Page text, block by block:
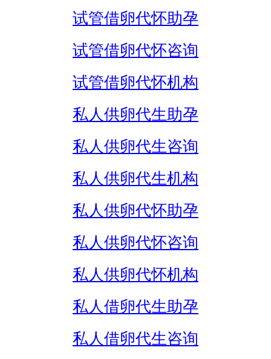
试管借卵代怀助孕
试管借卵代怀咨询
试管借卵代怀机构
私人供卵代生助孕
私人供卵代生咨询
私人供卵代生机构
私人供卵代怀助孕
私人供卵代怀咨询
私人供卵代怀机构
私人借卵代生助孕
私人借卵代生咨询